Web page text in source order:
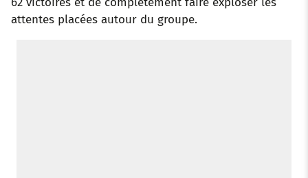
attentes placées autour du groupe.